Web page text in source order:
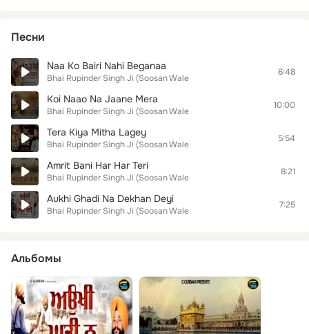
Песни
Naa Ko Bairi Nahi Beganaa
Bhai Rupinder Singh Ji (Soosan Wale
6:48
Koi Naao Na Jaane Mera
Bhai Rupinder Singh Ji (Soosan Wale
10:00
Tera Kiya Mitha Lagey
Bhai Rupinder Singh Ji (Soosan Wale
5:54
Amrit Bani Har Har Teri
Bhai Rupinder Singh Ji (Soosan Wale
8:21
Aukhi Ghadi Na Dekhan Deyi
Bhai Rupinder Singh Ji (Soosan Wale
7:25
Альбомы